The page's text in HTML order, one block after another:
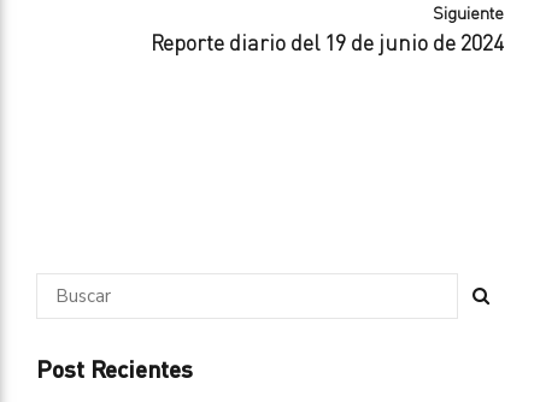
Siguiente
Reporte diario del 19 de junio de 2024
Post Recientes